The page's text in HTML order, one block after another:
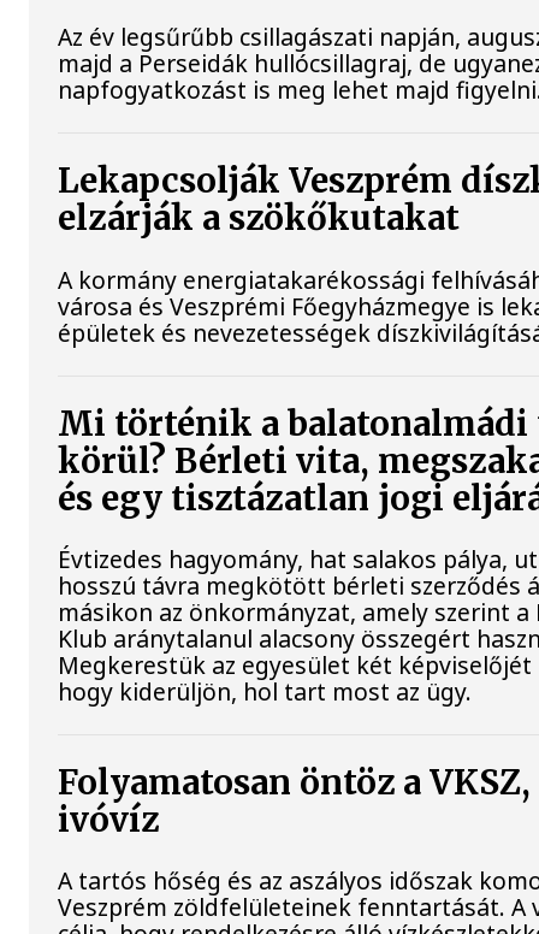
Az év legsűrűbb csillagászati napján,
majd a Perseidák hullócsillagraj, de
napfogyatkozást is meg lehet majd
Lekapcsolják Veszprém
elzárják a szökőkutakat
A kormány energiatakarékossági
városa és Veszprémi Főegyházmegye is
épületek és nevezetességek
Mi történik a balatonalmádi
körül? Bérleti vita,
és egy tisztázatlan jogi
Évtizedes hagyomány, hat salakos pálya,
hosszú távra megkötött bérleti szerződés
másikon az önkormányzat, amely szerint
Klub aránytalanul alacsony összegért
Megkerestük az egyesület két
hogy kiderüljön, hol tart most az ügy.
Folyamatosan öntöz a
ivóvíz
A tartós hőség és az aszályos időszak
Veszprém zöldfelületeinek fenntartását. A